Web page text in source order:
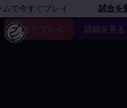
ぐプレイ 試合を変えろ
今すぐプレイ 詳細を見る